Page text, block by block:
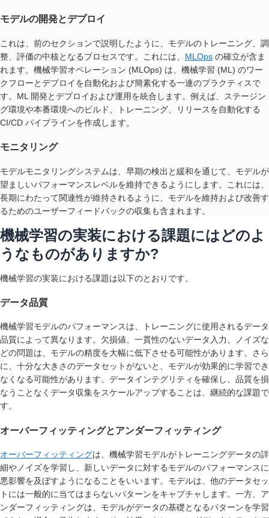
モデルの開発とデプロイ
これは、前のセクションで説明したように、モデルのトレーニング、調
整、評価の中核となるプロセスです。これには、 MLOps の確立が含ま
れます。機械学習オペレーション (MLOps) は、機械学習 (ML) のワー
クフローとデプロイを自動化および簡素化する一連のプラクティスで
す。ML 開発とデプロイおよび運用を統合します。例えば、ステージン
グ環境や本番環境へのビルド、トレーニング、リリースを自動化する
CI/CD パイプラインを作成します。
モニタリング
モデルモニタリングシステムは、早期の検出と緩和を通じて、モデルが
望ましいパフォーマンスレベルを維持できるようにします。これには、
長期にわたって関連性が維持されるように、モデルを維持および改善す
るためのユーザーフィードバックの収集も含まれます。
機械学習の実装における課題にはどのよ
うなものがありますか?
機械学習の実装における課題は以下のとおりです。
データ品質
機械学習モデルのパフォーマンスは、トレーニングに使用されるデータ
品質によって異なります。欠損値、一貫性のないデータ入力、ノイズな
どの問題は、モデルの精度を大幅に低下させる可能性があります。さら
に、十分な大きさのデータセットがないと、モデルが効果的に学習でき
なくなる可能性があります。データインテグリティを確保し、品質を損
なうことなくデータ収集をスケールアップすることは、継続的な課題で
す。
オーバーフィッティングとアンダーフィッティング
オーバーフィッティングは、機械学習モデルがトレーニングデータの詳
細やノイズを学習し、新しいデータに対するモデルのパフォーマンスに
悪影響を及ぼすようになることをいいます。モデルは、他のデータセッ
トには一般的に当てはまらないパターンをキャプチャします。一方、ア
ンダーフィッティングは、モデルがデータの基礎となるパターンを学習